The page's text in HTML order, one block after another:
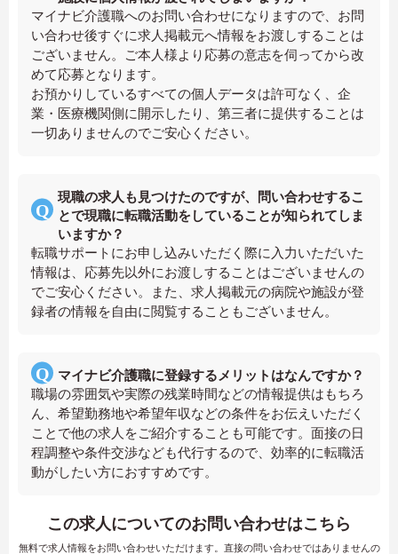
マイナビ介護職へのお問い合わせになりますので、お問
い合わせ後すぐに求人掲載元へ情報をお渡しすることは
ございません。ご本人様より応募の意志を伺ってから改
めて応募となります。
お預かりしているすべての個人データは許可なく、企
業・医療機関側に開示したり、第三者に提供することは
一切ありませんのでご安心ください。
現職の求人も見つけたのですが、問い合わせするこ
とで現職に転職活動をしていることが知られてしま
いますか？
転職サポートにお申し込みいただく際に入力いただいた
情報は、応募先以外にお渡しすることはございませんの
でご安心ください。また、求人掲載元の病院や施設が登
録者の情報を自由に閲覧することもございません。
マイナビ介護職に登録するメリットはなんですか？
職場の雰囲気や実際の残業時間などの情報提供はもちろ
ん、希望勤務地や希望年収などの条件をお伝えいただく
ことで他の求人をご紹介することも可能です。面接の日
程調整や条件交渉なども代行するので、効率的に転職活
動がしたい方におすすめです。
この求人についてのお問い合わせはこちら
無料で求人情報をお問い合わせいただけます。直接の問い合わせではありませんの